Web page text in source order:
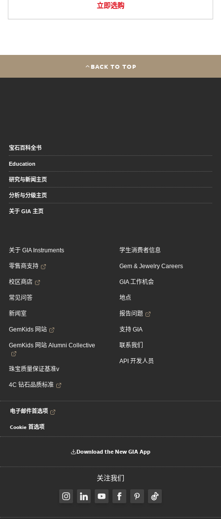
立即选购
BACK TO TOP
宝石百科全书
Education
研究与新闻主页
分析与分级主页
关于 GIA 主页
关于 GIA Instruments
零售商支持
校区商店
常见问答
新闻室
GemKids 网站
GemKids 网站 Alumni Collective
珠宝质量保证基准v
4C 钻石品质标准
学生消费者信息
Gem & Jewelry Careers
GIA 工作机会
地点
报告问题
支持 GIA
联系我们
API 开发人员
电子邮件首选项
Cookie 首选项
Download the New GIA App
关注我们